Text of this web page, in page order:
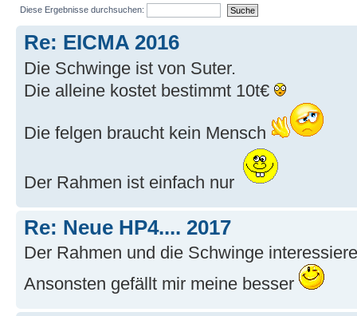
Diese Ergebnisse durchsuchen:
Re: EICMA 2016
Die Schwinge ist von Suter.
Die alleine kostet bestimmt 10t€
Die felgen braucht kein Mensch
Der Rahmen ist einfach nur
Re: Neue HP4.... 2017
Der Rahmen und die Schwinge
Ansonsten gefällt mir meine besser